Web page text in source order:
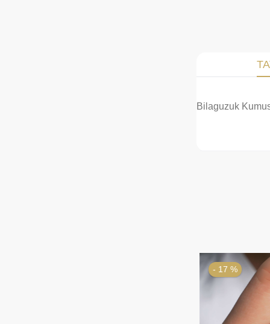
Bilaguzuk
- 53 %